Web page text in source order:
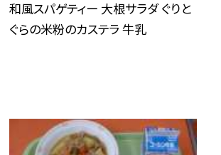
和風スパゲティー 大根サラダ ぐりと
ぐらの米粉のカステラ 牛乳